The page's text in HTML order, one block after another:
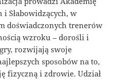
Słabowidzących, w
doświadczonych trenerów
wzroku – dorośli i
rozwijają swoje
sposobów na to,
fizyczną i zdrowie. Udział